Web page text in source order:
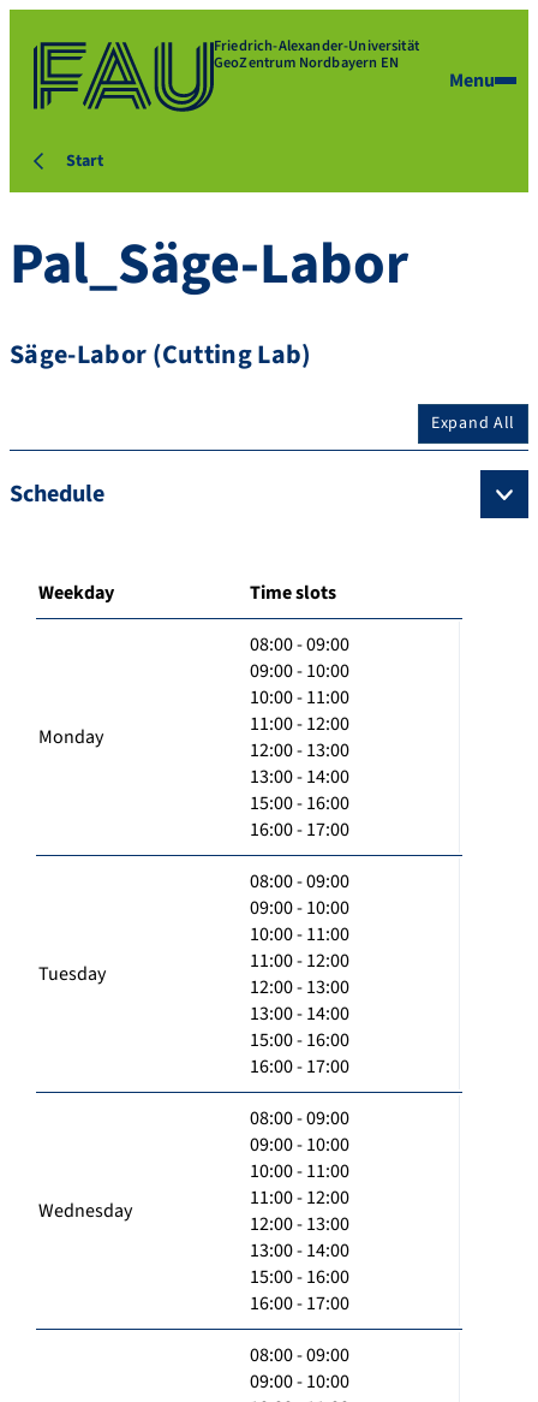
Friedrich-Alexander-Universität
GeoZentrum Nordbayern EN
Menu
Start
Pal_Säge-Labor
Säge-Labor (Cutting Lab)
Expand All
Schedule
Weekday Time slots
Monday
08:00 - 09:00
09:00 - 10:00
10:00 - 11:00
11:00 - 12:00
12:00 - 13:00
13:00 - 14:00
15:00 - 16:00
16:00 - 17:00
Tuesday
08:00 - 09:00
09:00 - 10:00
10:00 - 11:00
11:00 - 12:00
12:00 - 13:00
13:00 - 14:00
15:00 - 16:00
16:00 - 17:00
Wednesday
08:00 - 09:00
09:00 - 10:00
10:00 - 11:00
11:00 - 12:00
12:00 - 13:00
13:00 - 14:00
15:00 - 16:00
16:00 - 17:00
08:00 - 09:00
09:00 - 10:00